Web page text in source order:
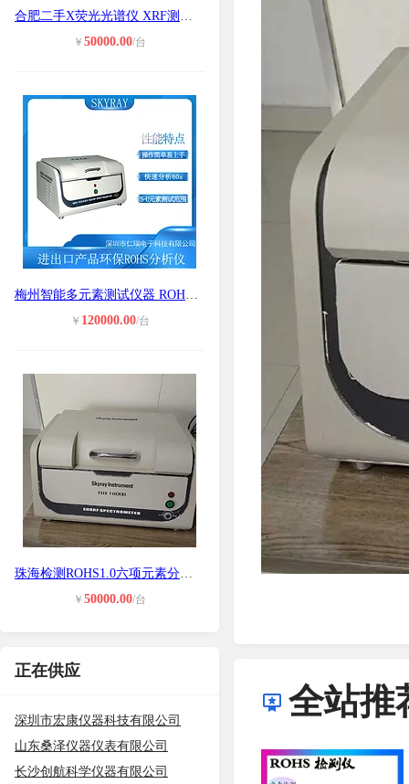
合肥二手X荧光光谱仪 XRF测试环保ROH
￥ 50000.00/台
梅州智能多元素测试仪器 ROHS测试仪
￥ 120000.00/台
珠海检测ROHS1.0六项元素分析仪 低价
￥ 50000.00/台
正在供应
深圳市宏康仪器科技有限公司
山东桑泽仪器仪表有限公司
长沙创航科学仪器有限公司
全站推